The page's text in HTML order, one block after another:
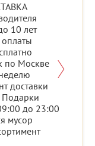
10 лет
по Москве
доставки
Подарки
до 23:00
мусор